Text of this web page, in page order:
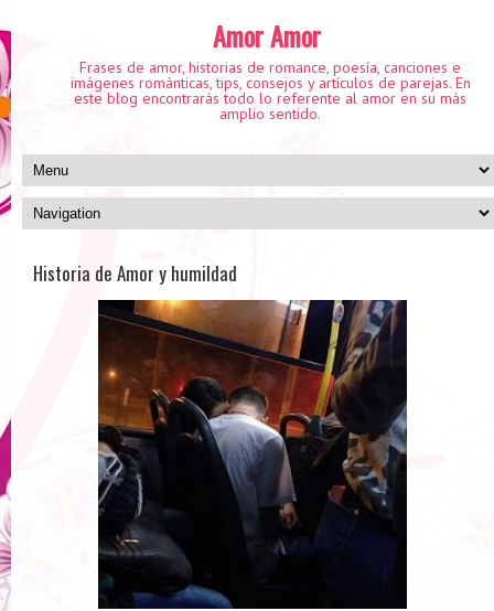
Amor Amor
Frases de amor, historias de romance, poesía, canciones e
imágenes románticas, tips, consejos y artículos de parejas. En
este blog encontrarás todo lo referente al amor en su más
amplio sentido.
Historia de Amor y humildad